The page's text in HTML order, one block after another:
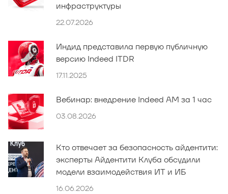
инфраструктуры
22.07.2026
Индид представила первую публичную
версию Indeed ITDR
17.11.2025
Вебинар: внедрение Indeed AM за 1 час
03.08.2026
Кто отвечает за безопасность айдентити:
эксперты Айдентити Клуба обсудили
модели взаимодействия ИТ и ИБ
16.06.2026